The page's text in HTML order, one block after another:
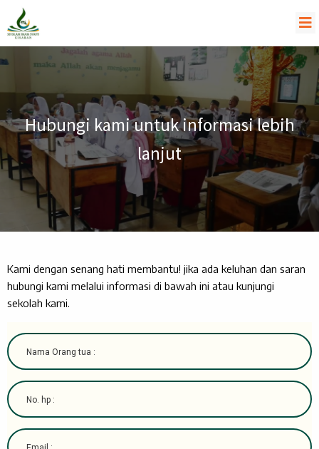
Hubungi kami untuk informasi lebih
lanjut
Kami dengan senang hati membantu! jika ada keluhan dan saran
hubungi kami melalui informasi di bawah ini atau kunjungi
sekolah kami.